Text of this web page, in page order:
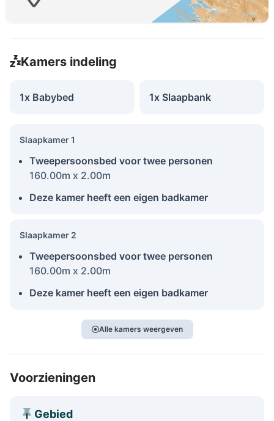
Kamers indeling
1x Babybed 1x Slaapbank
Slaapkamer 1
Tweepersoonsbed voor twee personen
160.00m x 2.00m
Deze kamer heeft een eigen badkamer
Slaapkamer 2
Tweepersoonsbed voor twee personen
160.00m x 2.00m
Deze kamer heeft een eigen badkamer
Alle kamers weergeven
Voorzieningen
Gebied